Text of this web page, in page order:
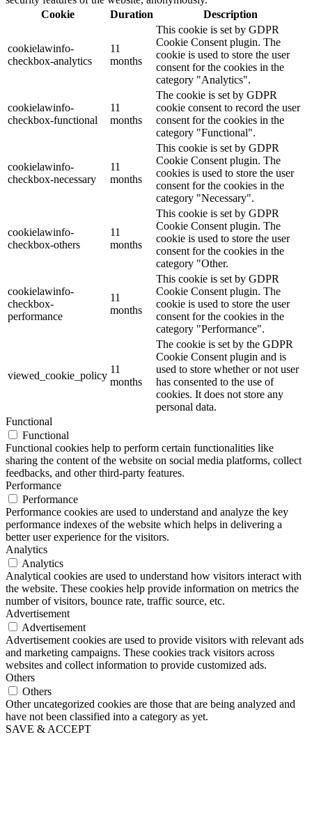
Cookie
Duration Description
cookielawinfo-
checkbox-analytics
11
months
This cookie is set by GDPR
Cookie Consent plugin. The
cookie is used to store the user
consent for the cookies in the
category "Analytics".
cookielawinfo-
checkbox-functional
11
months
The cookie is set by GDPR
cookie consent to record the user
consent for the cookies in the
category "Functional".
cookielawinfo-
checkbox-necessary
11
months
This cookie is set by GDPR
Cookie Consent plugin. The
cookies is used to store the user
consent for the cookies in the
category "Necessary".
cookielawinfo-
checkbox-others
11
months
This cookie is set by GDPR
Cookie Consent plugin. The
cookie is used to store the user
consent for the cookies in the
category "Other.
cookielawinfo-
checkbox-
performance
11
months
This cookie is set by GDPR
Cookie Consent plugin. The
cookie is used to store the user
consent for the cookies in the
category "Performance".
viewed_cookie_policy
11
months
The cookie is set by the GDPR
Cookie Consent plugin and is
used to store whether or not user
has consented to the use of
cookies. It does not store any
personal data.
Functional
Functional
Functional cookies help to perform certain functionalities like
sharing the content of the website on social media platforms, collect
feedbacks, and other third-party features.
Performance
Performance
Performance cookies are used to understand and analyze the key
performance indexes of the website which helps in delivering a
better user experience for the visitors.
Analytics
Analytics
Analytical cookies are used to understand how visitors interact with
the website. These cookies help provide information on metrics the
number of visitors, bounce rate, traffic source, etc.
Advertisement
Advertisement
Advertisement cookies are used to provide visitors with relevant ads
and marketing campaigns. These cookies track visitors across
websites and collect information to provide customized ads.
Others
Others
Other uncategorized cookies are those that are being analyzed and
have not been classified into a category as yet.
SAVE & ACCEPT